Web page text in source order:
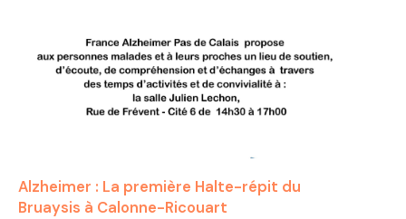
Alzheimer : La première Halte-répit du
Bruaysis à Calonne-Ricouart